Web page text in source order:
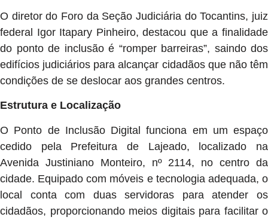
O diretor do Foro da Seção Judiciária do Tocantins, juiz
federal Igor Itapary Pinheiro, destacou que a finalidade
do ponto de inclusão é “romper barreiras”, saindo dos
edifícios judiciários para alcançar cidadãos que não têm
condições de se deslocar aos grandes centros.
Estrutura e Localização
O Ponto de Inclusão Digital funciona em um espaço
cedido pela Prefeitura de Lajeado, localizado na
Avenida Justiniano Monteiro, nº 2114, no centro da
cidade. Equipado com móveis e tecnologia adequada, o
local conta com duas servidoras para atender os
cidadãos, proporcionando meios digitais para facilitar o